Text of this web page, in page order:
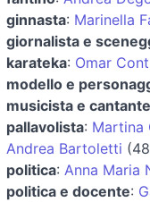
ginnasta: Marinella
giornalista e
karateka: Omar
modello e
musicista e cantante
pallavolista: Martina
Andrea Bartoletti
politica: Anna Maria
politica e docente: